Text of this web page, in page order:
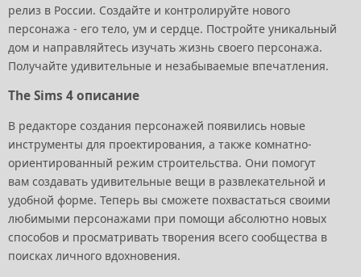
релиз в России. Создайте и контролируйте нового
персонажа - его тело, ум и сердце. Постройте уникальный
дом и направляйтесь изучать жизнь своего персонажа.
Получайте удивительные и незабываемые впечатления.
The Sims 4 описание
В редакторе создания персонажей появились новые
инструменты для проектирования, а также комнатно-
ориентированный режим строительства. Они помогут
вам создавать удивительные вещи в развлекательной и
удобной форме. Теперь вы сможете похвастаться своими
любимыми персонажами при помощи абсолютно новых
способов и просматривать творения всего сообщества в
поисках личного вдохновения.